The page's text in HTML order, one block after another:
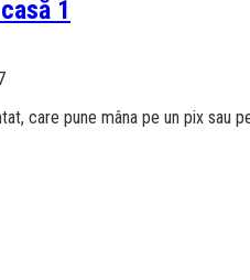
1
care pune mâna pe un pix sau